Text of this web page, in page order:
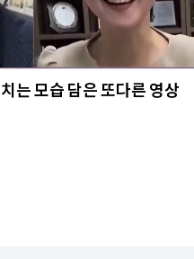
는 모습 담은 또다른 영상